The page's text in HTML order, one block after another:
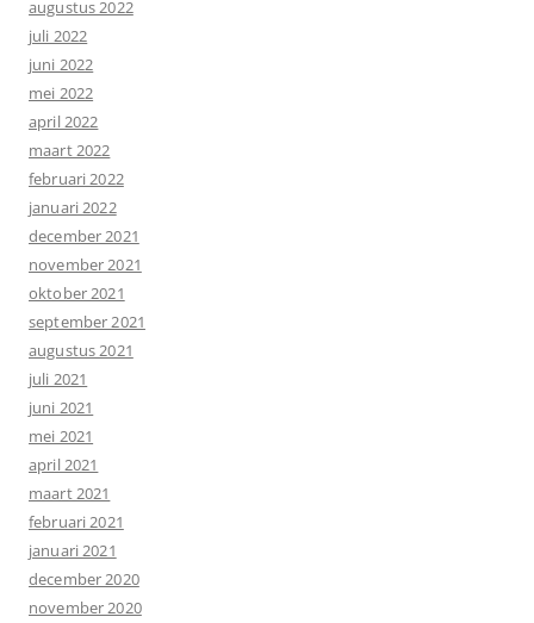
augustus 2022
juli 2022
juni 2022
mei 2022
april 2022
maart 2022
februari 2022
januari 2022
december 2021
november 2021
oktober 2021
september 2021
augustus 2021
juli 2021
juni 2021
mei 2021
april 2021
maart 2021
februari 2021
januari 2021
december 2020
november 2020